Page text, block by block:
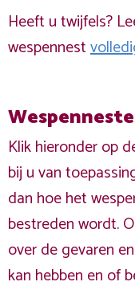
Heeft u twijfels?
wespennest
Klik hieronder op
bij u van
dan hoe het
bestreden wordt.
over de gevaren
kan hebben en of